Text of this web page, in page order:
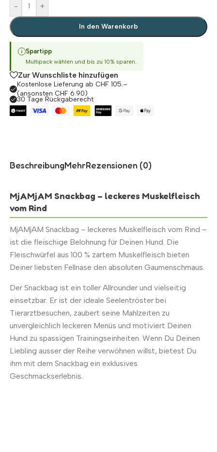
- +
In den Warenkorb
Spartipp
Multipack wählen und bis zu 10% sparen.
Zur Wunschliste hinzufügen
Kostenlose Lieferung ab CHF 105.–
(ansonsten CHF 6.90)
30 Tage Rückgaberecht
BeschreibungMehrRezensionen (0)
MjAMjAM Snackbag – leckeres Muskelfleisch
vom Rind
MjAMjAM Snackbag – leckeres Muskelfleisch vom Rind –
ist die fleischige Belohnung für Deinen Hund. Die
Fleischwürfel aus 100 % zartem Muskelfleisch bieten
Deiner liebsten Fellnase den absoluten Gaumenschmaus.
Der Snackbag ist ein toller Allrounder und vielseitig
einsetzbar. Er ist der ideale Seelentröster bei
Tierarztbesuchen, zaubert seine Mahlzeiten zu
unvergleichlich leckeren Menüs und motiviert Deinen
Hund zu spassigen Trainingseinheiten. Wenn Du Deinen
Liebling ausser der Reihe verwöhnen willst, bietest Du
ihm mit dem Snackbag ein exklusives
Geschmackserlebnis.